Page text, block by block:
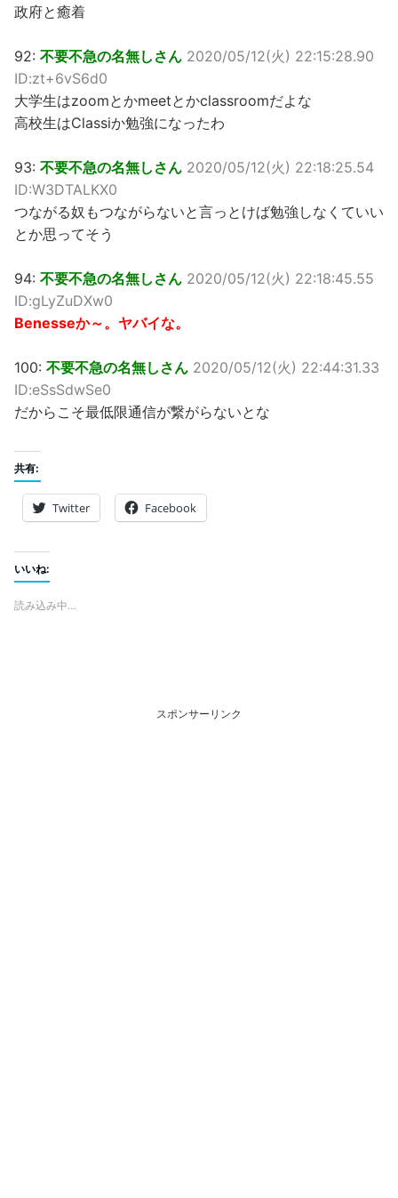
政府と癒着
92: 不要不急の名無しさん 2020/05/12(火) 22:15:28.90
ID:zt+6vS6d0
大学生はzoomとかmeetとかclassroomだよな
高校生はClassiか勉強になったわ
93: 不要不急の名無しさん 2020/05/12(火) 22:18:25.54
ID:W3DTALKX0
つながる奴もつながらないと言っとけば勉強しなくていい
とか思ってそう
94: 不要不急の名無しさん 2020/05/12(火) 22:18:45.55
ID:gLyZuDXw0
Benesseか～。ヤバイな。
100: 不要不急の名無しさん 2020/05/12(火) 22:44:31.33
ID:eSsSdwSe0
だからこそ最低限通信が繋がらないとな
共有:
Twitter Facebook
いいね:
読み込み中…
スポンサーリンク